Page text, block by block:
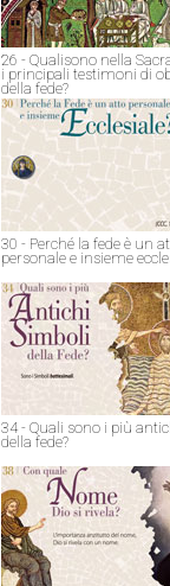
26 - Qualisono nella
i principali testimoni di
della fede?
30 - Perché la fede è un
personale e insieme
34 - Quali sono i più
della fede?